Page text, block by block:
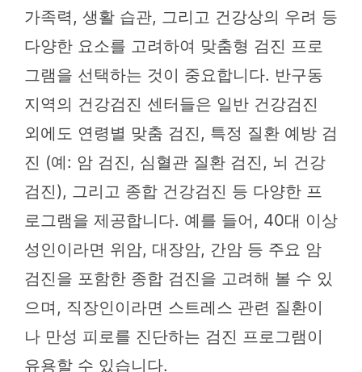
가족력, 생활 습관, 그리고 건강상의 우려 등
다양한 요소를 고려하여 맞춤형 검진 프로
그램을 선택하는 것이 중요합니다. 반구동
지역의 건강검진 센터들은 일반 건강검진
외에도 연령별 맞춤 검진, 특정 질환 예방 검
진 (예: 암 검진, 심혈관 질환 검진, 뇌 건강
검진), 그리고 종합 건강검진 등 다양한 프
로그램을 제공합니다. 예를 들어, 40대 이상
성인이라면 위암, 대장암, 간암 등 주요 암
검진을 포함한 종합 검진을 고려해 볼 수 있
으며, 직장인이라면 스트레스 관련 질환이
나 만성 피로를 진단하는 검진 프로그램이
유용할 수 있습니다.